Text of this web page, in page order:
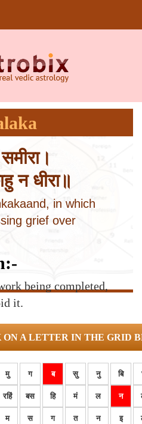
न धीरा॥
in which
grief over
being completed,
it.
A LETTER IN THE GRID
मु ग ब सु नु बि
रहिं बस हि मं ल न
म स ग त न इ